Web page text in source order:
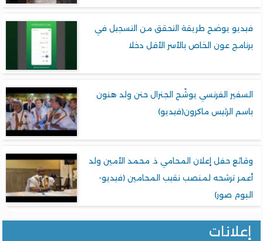
فيديو يوضح طريقة التحقق من التسجيل في
برنامج عون الخاص بالأسر الأقل دخلا
السفير الفرنسي يوشّح الجنرال حنن ولد هنون
باسم الرئيس ماكرون(فيديو)
وقائع حفل إعلان المحامي ذ. محمد الأمين ولد
أعمر ترشحه لمنصب نقيب المحامين (فيديو-
البوم صور)
إعلانات